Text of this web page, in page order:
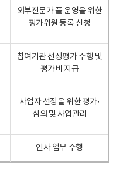
외부전문가 풀 운영을 위한
평가위원 등록 신청
참여기관 선정평가 수행 및
평가비 지급
사업자 선정을 위한 평가·
심의 및 사업관리
인사 업무 수행